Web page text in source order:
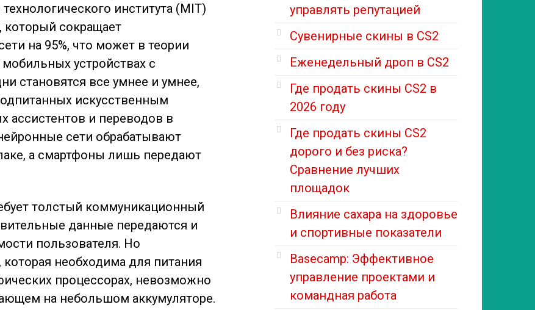
института (MIT)
который сокращает
на 95%, что может в теории
мобильных устройствах с
становятся все умнее и умнее,
искусственным
ассистентов и переводов в
сети обрабатывают
а смартфоны лишь передают
толстый коммуникационный
данные передаются и
пользователя. Но
необходима для питания
процессорах, невозможно
на небольшом аккумуляторе.
управлять репутацией
Сувенирные скины в CS2
Еженедельный дроп в CS2
Где продать скины CS2 в
2026 году
Где продать скины CS2
дорого и без риска?
Сравнение лучших
площадок
Влияние сахара на здоровье
и спортивные показатели
Basecamp: Эффективное
управление проектами и
командная работа